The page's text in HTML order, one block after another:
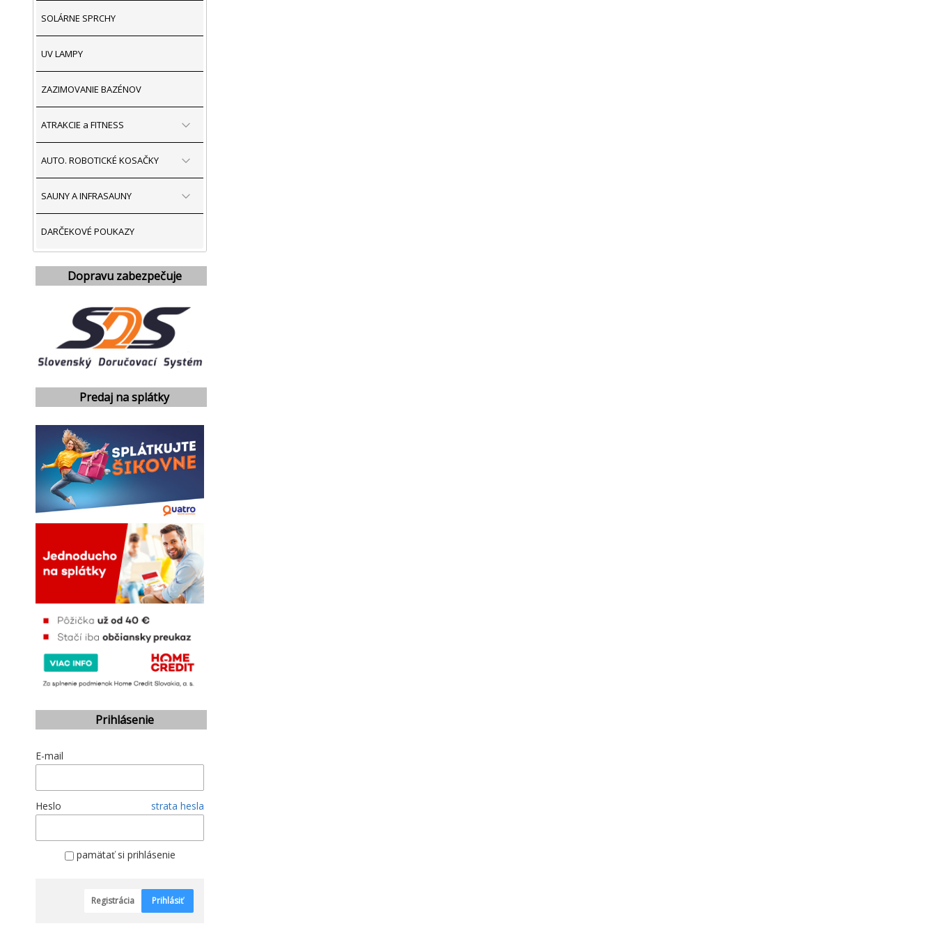
SOLÁRNE SPRCHY
UV LAMPY
ZAZIMOVANIE BAZÉNOV
ATRAKCIE a FITNESS
AUTO. ROBOTICKÉ KOSAČKY
SAUNY A INFRASAUNY
DARČEKOVÉ POUKAZY
Dopravu zabezpečuje
Predaj na splátky
Prihlásenie
E-mail
Heslo strata hesla
pamätať si prihlásenie
Registrácia Prihlásiť